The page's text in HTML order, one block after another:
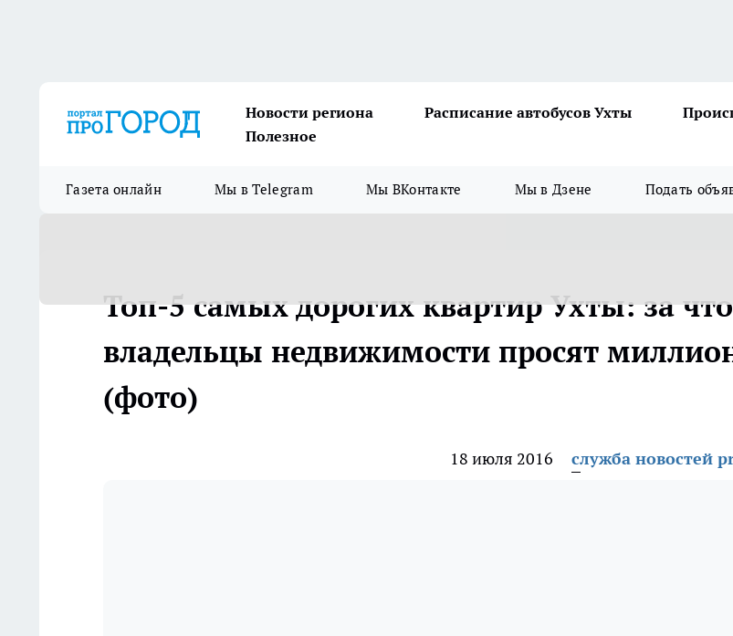
Новости региона Расписание автобусов Ухты
Полезное
Газета онлайн Мы в Telegram Мы ВКонтакте Мы в Дзене Подать
Топ-5 самых дорогих квартир Ухты: за что
владельцы недвижимости просят
(фото)
18 июля 2016 служба новостей